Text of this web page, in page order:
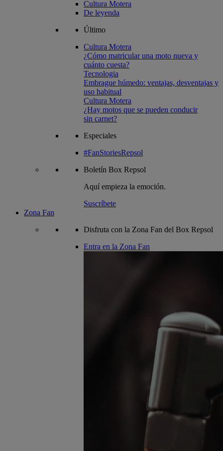
Cultura Motera
De leyenda
Último
Cultura Motera
¿Cómo matricular una moto nueva y
cuánto cuesta?
Tecnologia
Embrague húmedo: ventajas, desventajas y
uso habitual
Cultura Motera
¿Hay motos que se pueden conducir
sin carnet?
Especiales
#FanStoriesRepsol
Boletín Box Repsol
Aquí empieza la emoción.
Suscríbete
Zona Fan
Disfruta con la Zona Fan del Box Repsol
Entra en la Zona Fan